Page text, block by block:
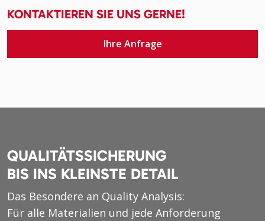
KONTAKTIEREN SIE UNS GERNE!
Ihre Anfrage
QUALITÄTSSICHERUNG
BIS INS KLEINSTE DETAIL
Das Besondere an Quality Analysis:
Für alle Materialien und jede Anforderung